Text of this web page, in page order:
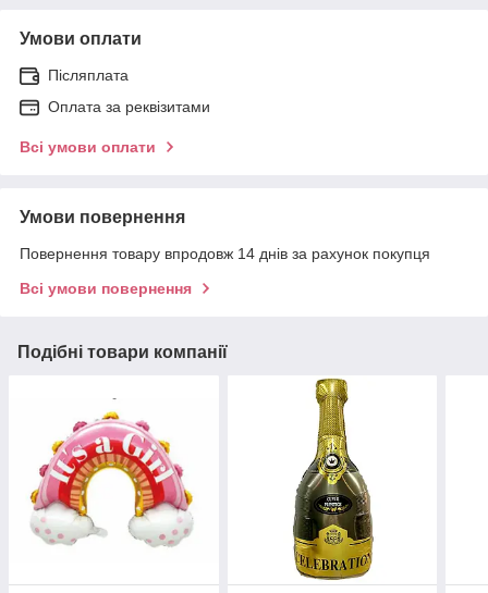
Умови оплати
Післяплата
Оплата за реквізитами
Всі умови оплати
Умови повернення
Повернення товару впродовж 14 днів за рахунок покупця
Всі умови повернення
Подібні товари компанії